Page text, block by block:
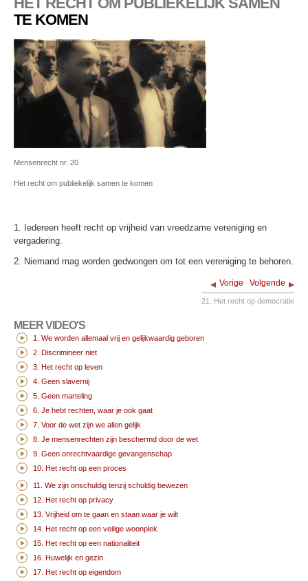
TE KOMEN
Mensenrecht nr. 20
Het recht om publiekelijk samen te komen
1. Iedereen heeft recht op vrijheid van vreedzame vereniging en
vergadering.
2. Niemand mag worden gedwongen om tot een vereniging te behoren.
Vorige Volgende
21. Het recht op democratie
MEER VIDEO'S
1. We worden allemaal vrij en gelijkwaardig geboren
2. Discrimineer niet
3. Het recht op leven
4. Geen slavernij
5. Geen marteling
6. Je hebt rechten, waar je ook gaat
7. Voor de wet zijn we allen gelijk
8. Je mensenrechten zijn beschermd door de wet
9. Geen onrechtvaardige gevangenschap
10. Het recht op een proces
11. We zijn onschuldig tenzij schuldig bewezen
12. Het recht op privacy
13. Vrijheid om te gaan en staan waar je wilt
14. Het recht op een veilige woonplek
15. Het recht op een nationaliteit
16. Huwelijk en gezin
17. Het recht op eigendom